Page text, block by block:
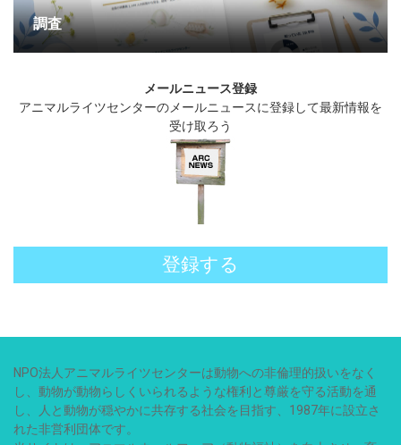
調査
メールニュース登録
アニマルライツセンターのメールニュースに登録して最新情報を
受け取ろう
登録する
NPO法人アニマルライツセンターは動物への非倫理的扱いをなく
し、動物が動物らしくいられるような権利と尊厳を守る活動を通
し、人と動物が穏やかに共存する社会を目指す、1987年に設立さ
れた非営利団体です。